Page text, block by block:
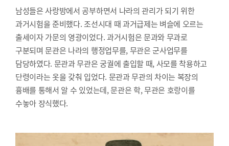
남성들은 사랑방에서 공부하면서 나라의 관리가 되기 위한
과거시험을 준비했다.조선시대 때 과거급제는 벼슬에 오르는
출세이자 가문의 영광이었다. 과거시험은 문과와 무과로
구분되며 문관은 나라의 행정업무를, 무관은 군사업무를
담당하였다. 문관과 무관은 궁궐에 출입할 때, 사모를 착용하고
단령이라는 옷을 갖춰 입었다. 문관과 무관의 차이는 복장의
흉배를 통해서 알 수 있었는데, 문관은 학, 무관은 호랑이를
수놓아 장식했다.